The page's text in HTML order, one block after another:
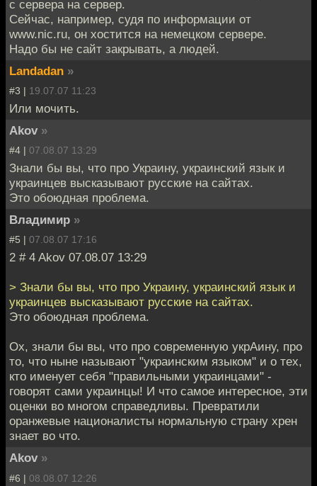
с сервера на сервер.
Сейчас, например, судя по информации от
www.nic.ru, он хостится на немецком сервере.
Надо бы не сайт закрывать, а людей.
Landadan »
#3 | 19.07.07 11:23
Или мочить.
Akov »
#4 | 07.08.07 13:29
Знали бы вы, что про Украину, украинский язык и
украинцев высказывают русские на сайтах.
Это обоюдная проблема.
Владимир »
#5 | 07.08.07 17:16
2 # 4 Akov 07.08.07 13:29
> Знали бы вы, что про Украину, украинский язык и
украинцев высказывают русские на сайтах.
Это обоюдная проблема.
Ох, знали бы вы, что про современную укрАину, про
то, что ныне называют "украинским языком" и о тех,
кто именует себя "правильными украинцами" -
говорят сами украинцы! И что самое интересное, эти
оценки во многом справедливы. Превратили
оранжевые националисты нормальную страну хрен
знает во что.
Akov »
#6 | 08.08.07 12:26